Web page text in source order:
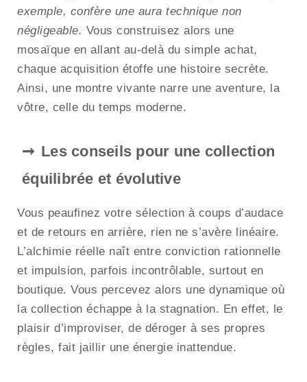
exemple, confère une aura technique non
négligeable. Vous construisez alors une
mosaïque en allant au-delà du simple achat,
chaque acquisition étoffe une histoire secrète.
Ainsi, une montre vivante narre une aventure, la
vôtre, celle du temps moderne.
Les conseils pour une collection
équilibrée et évolutive
Vous peaufinez votre sélection à coups d’audace
et de retours en arrière, rien ne s’avère linéaire.
L’alchimie réelle naît entre conviction rationnelle
et impulsion, parfois incontrôlable, surtout en
boutique. Vous percevez alors une dynamique où
la collection échappe à la stagnation. En effet, le
plaisir d’improviser, de déroger à ses propres
règles, fait jaillir une énergie inattendue.